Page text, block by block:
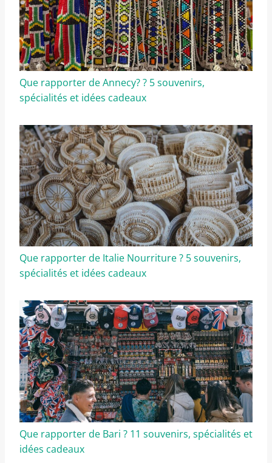
Que rapporter de Annecy? ? 5 souvenirs,
spécialités et idées cadeaux
Que rapporter de Italie Nourriture ? 5 souvenirs,
spécialités et idées cadeaux
Que rapporter de Bari ? 11 souvenirs, spécialités et
idées cadeaux